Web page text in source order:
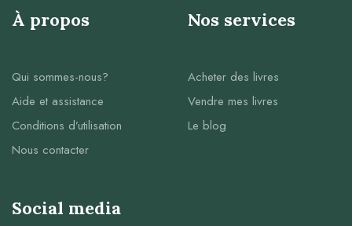
À propos
Qui sommes-nous?
Aide et assistance
Conditions d’utilisation
Nous contacter
Nos services
Acheter des livres
Vendre mes livres
Le blog
Social media